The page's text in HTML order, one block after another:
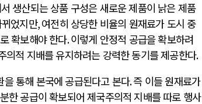
생산되는 상품 구성은 새로운 제품이 낡은 제품
었지만,여전히 상당한 비율의 원재료가 도시 중
확보해야 한다.이렇게 안정적 공급을 확보하려
의적 지배를 유지하려는 강력한 동기를 제공한다.
통해 본국에 공급된다고 본다.즉 이들 원재료가
한 공급이 확보되어 제국주의적 지배를 따로 행사
중동 위기
호르무즈 갈등 격화, 트럼프 정치·경제 ..